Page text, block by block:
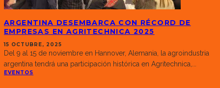
ARGENTINA DESEMBARCA CON RÉCORD DE
EMPRESAS EN AGRITECHNICA 2025
15 OCTUBRE, 2025
Del 9 al 15 de noviembre en Hannover, Alemania, la agroindustria
argentina tendrá una participación histórica en Agritechnica,...
EVENTOS